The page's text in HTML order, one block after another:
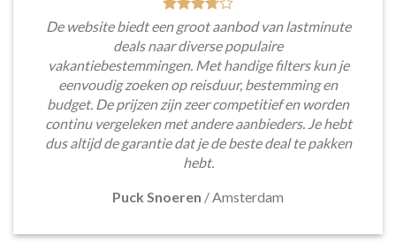
De website biedt een groot aanbod van lastminute
deals naar diverse populaire
vakantiebestemmingen. Met handige filters kun je
eenvoudig zoeken op reisduur, bestemming en
budget. De prijzen zijn zeer competitief en worden
continu vergeleken met andere aanbieders. Je hebt
dus altijd de garantie dat je de beste deal te pakken
hebt.
Puck Snoeren /Amsterdam